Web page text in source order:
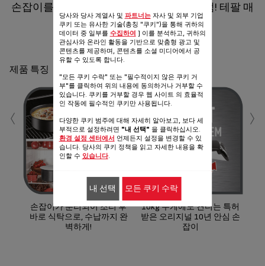
손잡이를 떼면, 플레이팅도 수납도 마법처럼! 테팔 매
직핸즈
공유 보내기
제품 특징
손잡이가 분리되어 조리 후
바로 식탁으로, 수납까지 완
벽하게!
10kg 무게에도 견디는 특허
받은 오리지널 10년 안심 손
잡이
‹ ›
당사와 당사 계열사 및 파트너는자사 및 외부 기업
쿠키 또는 유사한 기술(총칭 "쿠키")을 통해 귀하의
데이터 중 일부를 수집하여 ] 이를 분석하고, 귀하의
관심사와 온라인 활동을 기반으로 맞춤형 광고 및
콘텐츠를 제공하며, 콘텐츠를 소셜 미디어에서 공
유할 수 있도록 합니다.
"모든 쿠키 수락" 또는 "필수적이지 않은 쿠키 거
부"를 클릭하여 위의 내용에 동의하거나 거부할 수
있습니다. 쿠키를 거부할 경우 웹 사이트 의 효율적
인 작동에 필수적인 쿠키만 사용됩니다.
다양한 쿠키 범주에 대해 자세히 알아보고, 보다 세
부적으로 설정하려면 "내 선택" 을 클릭하십시오.
환경 설정 센터에서 언제든지 설정을 변경할 수 있
습니다. 당사의 쿠키 정책을 읽고 자세한 내용을 확
인할 수 있습니다.
내 선택 모든 쿠키 수락